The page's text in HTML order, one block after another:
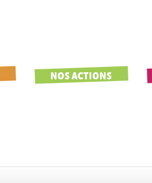
NOS ACTIONS